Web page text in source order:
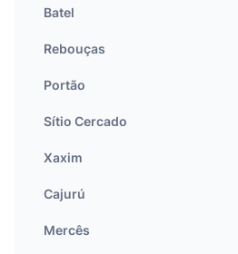
Batel
Rebouças
Portão
Sítio Cercado
Xaxim
Cajurú
Mercês